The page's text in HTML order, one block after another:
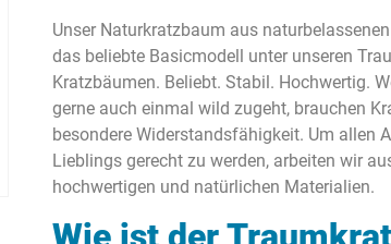
Unser Naturkratzbaum aus
das beliebte Basicmodell unter unseren
Kratzbäumen. Beliebt. Stabil. Hochwertig.
gerne auch einmal wild zugeht, brauchen
besondere Widerstandsfähigkeit. Um allen
Lieblings gerecht zu werden, arbeiten wir
hochwertigen und natürlichen Materialien.